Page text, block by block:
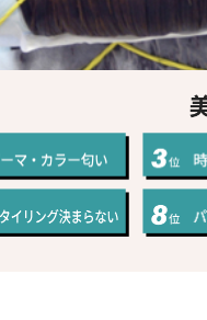
ハラグ
「ウアオ！」という